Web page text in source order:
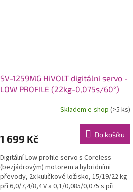
SV-1259MG HiVOLT digitální servo -
LOW PROFILE (22kg-0,075s/60°)
Skladem e-shop (>5 ks)
1 699 Kč Do košíku
Digitální Low profile servo s Coreless
(bezjádrovým) motorem a hybridními
převody, 2x kuličkové ložisko, 15/19/22 kg
při 6,0/7,4/8,4 V a 0,1/0,085/0,075 s při